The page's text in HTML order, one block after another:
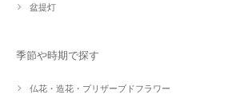
盆提灯
季節や時期で探す
仏花・造花・プリザーブドフラワー